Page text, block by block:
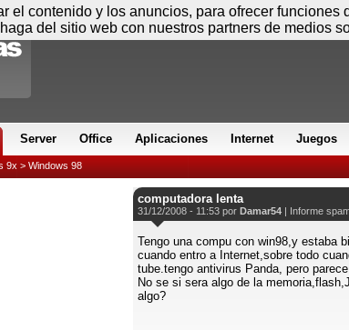
Server Office Aplicaciones Internet Juegos
9x > Windows 98
computadora lenta
31/12/2008 - 11:53 por Damar54 | Informe
Tengo una compu con win98,y estaba
cuando entro a Internet,sobre todo
tube.tengo antivirus Panda, pero
No se si sera algo de la
algo?
el contenido y los anuncios, para ofrecer
del sitio web con nuestros partners de medios